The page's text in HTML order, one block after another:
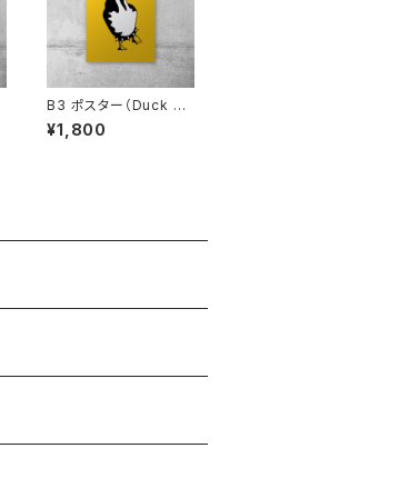
B3 ポスター（Duck Yo
u）
¥1,800